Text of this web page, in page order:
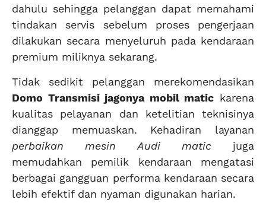
dahulu sehingga pelanggan dapat memahami
tindakan servis sebelum proses pengerjaan
dilakukan secara menyeluruh pada kendaraan
premium miliknya sekarang.
Tidak sedikit pelanggan merekomendasikan
Domo Transmisi jagonya mobil matic karena
kualitas pelayanan dan ketelitian teknisinya
dianggap memuaskan. Kehadiran layanan
perbaikan mesin Audi maticjuga
memudahkan pemilik kendaraan mengatasi
berbagai gangguan performa kendaraan secara
lebih efektif dan nyaman digunakan harian.